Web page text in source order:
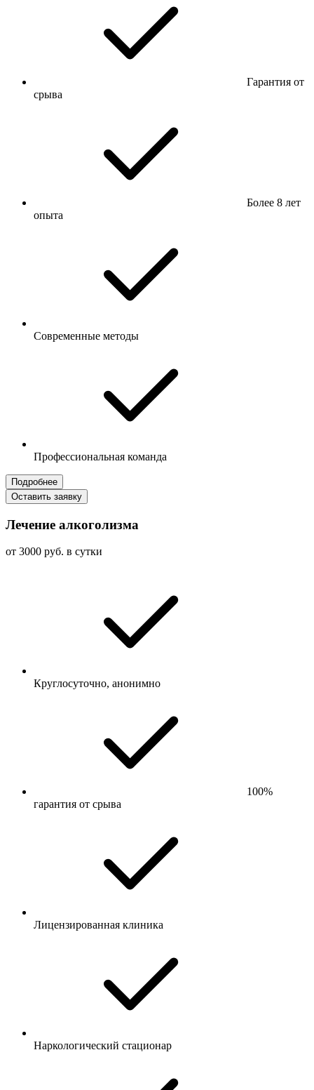
Гарантия от
срыва
Более 8 лет
опыта
Современные методы
Профессиональная команда
Подробнее
Оставить заявку
Лечение алкоголизма
от 3000 руб. в сутки
Круглосуточно, анонимно
100%
гарантия от срыва
Лицензированная клиника
Наркологический стационар